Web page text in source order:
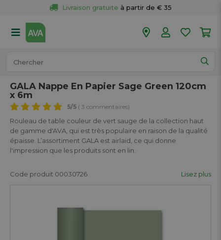
Livraison gratuite à partir de € 35
50 magasins
GALA Nappe En Papier Sage Green 120cm
x 6m
5/5 ( 3 commentaires)
Rouleau de table couleur de vert sauge de la collection haut
de gamme d'AVA, qui est très populaire en raison de la qualité
épaisse. L’assortiment GALA est airlaid, ce qui donne
l'impression que les produits sont en lin.
Code produit 00030726 Lisez plus